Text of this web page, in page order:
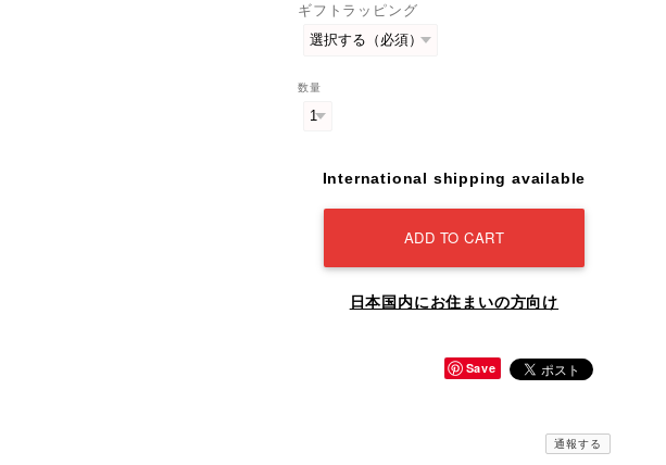
ギフトラッピング
数量
International shipping available
ADD TO CART
日本国内にお住まいの方向け
Save
通報する